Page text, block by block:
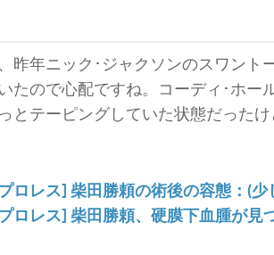
昨年ニック･ジャクソンのスワン
たので心配ですね。コーディ･ホー
とテーピングしていた状態だった
ロレス] 柴田勝頼の術後の容態：(少
ロレス] 柴田勝頼、硬膜下血腫が